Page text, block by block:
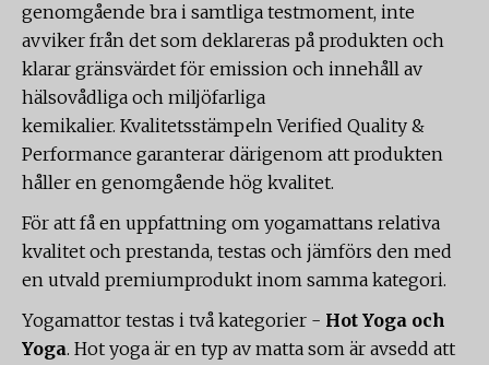
genomgående bra i samtliga testmoment, inte
avviker från det som deklareras på produkten och
klarar gränsvärdet för emission och innehåll av
hälsovådliga och miljöfarliga
kemikalier. Kvalitetsstämpeln Verified Quality &
Performance garanterar därigenom att produkten
håller en genomgående hög kvalitet.
För att få en uppfattning om yogamattans relativa
kvalitet och prestanda, testas och jämförs den med
en utvald premiumprodukt inom samma kategori.
Yogamattor testas i två kategorier - Hot Yoga och
Yoga. Hot yoga är en typ av matta som är avsedd att